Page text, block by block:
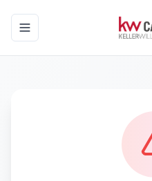
Toggle navigation menu